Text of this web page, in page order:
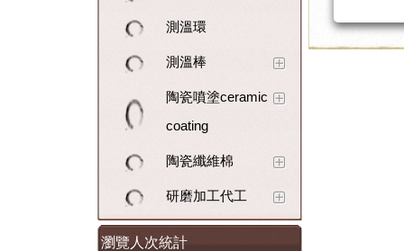
測溫環
測溫棒
陶瓷噴塗ceramic
coating
陶瓷纖維棉
研磨加工代工
瀏覽人次統計